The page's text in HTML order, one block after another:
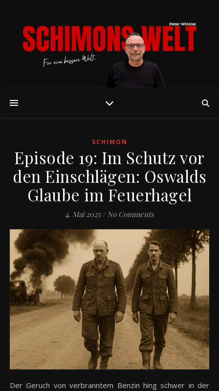
SCHIMON
Episode 19: Im Schutz vor
den Einschlägen: Oswalds
Glaube im Feuerhagel
4. Mai 2025 / No Comments
Der Geruch von verbranntem Benzin hing schwer in der